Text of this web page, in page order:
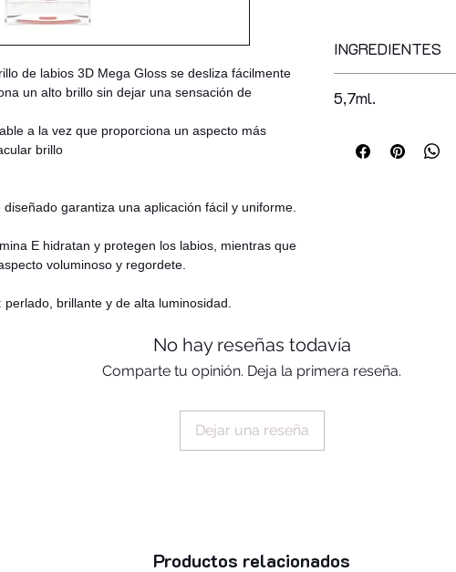
de labios 3D Mega Gloss se desliza fácilmente
un alto brillo sin dejar una sensación de
a la vez que proporciona un aspecto más
brillo
garantiza una aplicación fácil y uniforme.
E hidratan y protegen los labios, mientras que
voluminoso y regordete.
brillante y de alta luminosidad.
INGREDIENTES
polybutene,
vp/hexadecene
bisabolol
aluminum
tocopheryl acetate,
5,7ml.
No hay reseñas todavía
Comparte tu opinión. Deja la primera reseña.
Dejar una reseña
Productos relacionados